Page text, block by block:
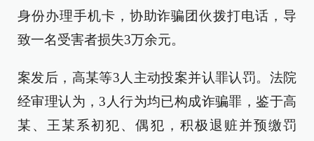
身份办理手机卡，协助诈骗团伙拨打电话，导
致一名受害者损失3万余元。
案发后，高某等3人主动投案并认罪认罚。法院
经审理认为，3人行为均已构成诈骗罪，鉴于高
某、王某系初犯、偶犯，积极退赃并预缴罚